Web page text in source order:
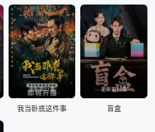
更新第21集
我当卧底这件事
更新第13集
盲盒